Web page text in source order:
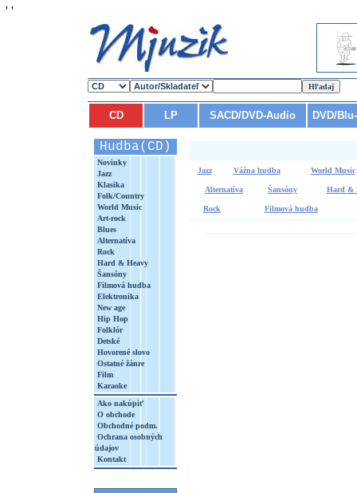
' '
CD LP SACD/DVD-Audio DVD/
Hudba(CD)
Novinky
Jazz
Klasika
Folk/Country
World Music
Art-rock
Blues
Alternatíva
Rock
Hard & Heavy
Šansóny
Filmová hudba
Elektronika
New age
Hip Hop
Folklór
Detské
Hovorené slovo
Ostatné žánre
Film
Karaoke
Ako nakúpiť
O obchode
Obchodné podm.
Ochrana osobných
údajov
Kontakt
Jazz Vážna hudba World Music
Alternatíva Šansóny Hard &
Rock Filmová hudba